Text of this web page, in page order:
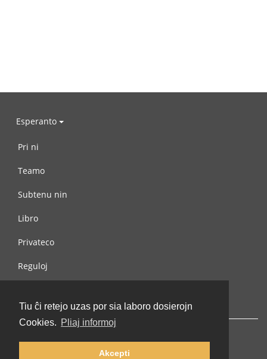
Tiu ĉi retejo uzas por sia laboro dosierojn
Cookies. Pliaj informoj
Akcepti
Esperanto
Pri ni
Teamo
Subtenu nin
Libro
Privateco
Reguloj